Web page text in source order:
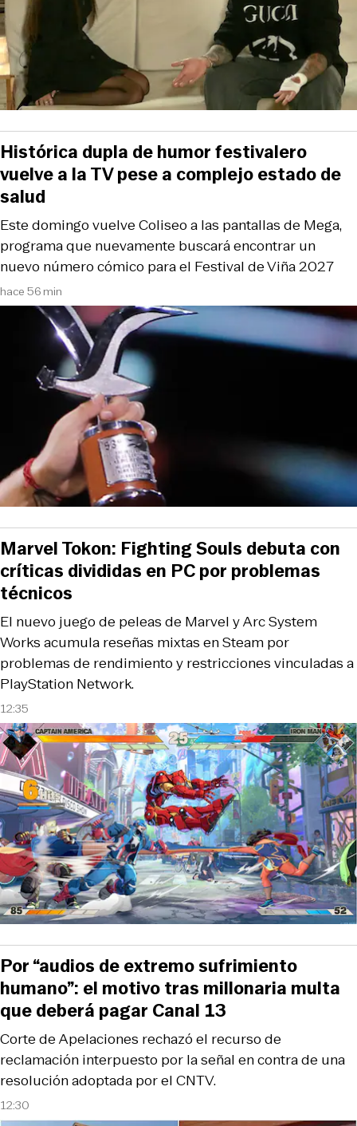
hace 56 min
Este domingo vuelve Coliseo a las pantallas de Mega,
programa que nuevamente buscará encontrar un
nuevo número cómico para el Festival de Viña 2027
Histórica dupla de humor festivalero
vuelve a la TV pese a complejo estado de
salud
12:35
El nuevo juego de peleas de Marvel y Arc System
Works acumula reseñas mixtas en Steam por
problemas de rendimiento y restricciones vinculadas a
PlayStation Network.
Marvel Tokon: Fighting Souls debuta con
críticas divididas en PC por problemas
técnicos
12:30
Corte de Apelaciones rechazó el recurso de
reclamación interpuesto por la señal en contra de una
resolución adoptada por el CNTV.
Por “audios de extremo sufrimiento
humano”: el motivo tras millonaria multa
que deberá pagar Canal 13